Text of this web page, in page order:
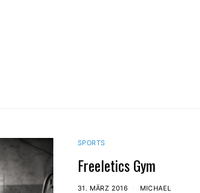
SPORTS
Freeletics Gym
31. MÄRZ 2016 MICHAEL